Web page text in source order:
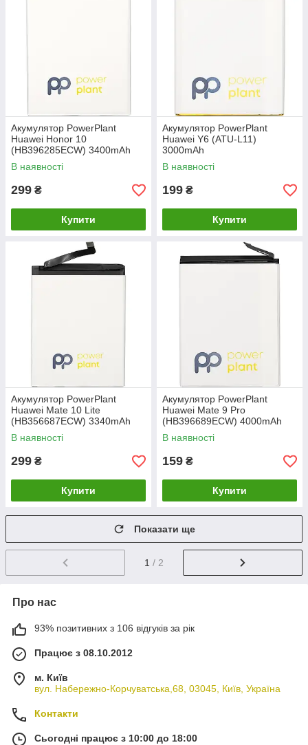
Акумулятор PowerPlant
Huawei Honor 10
(HB396285ECW) 3400mAh
В наявності
299 ₴
Купити
Акумулятор PowerPlant
Huawei Y6 (ATU-L11)
3000mAh
В наявності
199 ₴
Купити
Акумулятор PowerPlant
Huawei Mate 10 Lite
(HB356687ECW) 3340mAh
В наявності
299 ₴
Купити
Акумулятор PowerPlant
Huawei Mate 9 Pro
(HB396689ECW) 4000mAh
В наявності
159 ₴
Купити
Показати ще
1 / 2
Про нас
93% позитивних з 106 відгуків за рік
Працює з 08.10.2012
м. Київ
вул. Набережно-Корчуватська,68, 03045, Київ, Україна
Контакти
Сьогодні працює з 10:00 до 18:00